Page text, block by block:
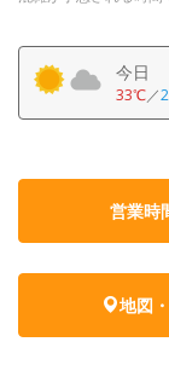
今日
33℃／
営業時
地図